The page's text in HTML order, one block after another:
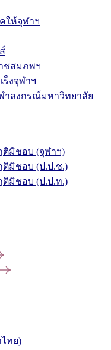
ให้จุฬาฯ
ชสมภพฯ
งจุฬาฯ
าลงกรณ์มหาวิทยาลัย
ติมิชอบ (จุฬาฯ)
ติมิชอบ (ป.ป.ช.)
ติมิชอบ (ป.ป.ท.)
ทย)